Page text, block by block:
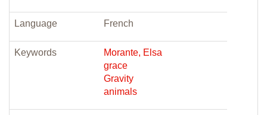
Language French
Keywords
Morante, Elsa
grace
Gravity
animals